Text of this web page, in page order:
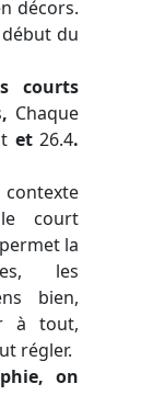
décors.
du
courts
, Chaque
et 26.4.
le court
la
les
bien,
à tout,
régler.
on